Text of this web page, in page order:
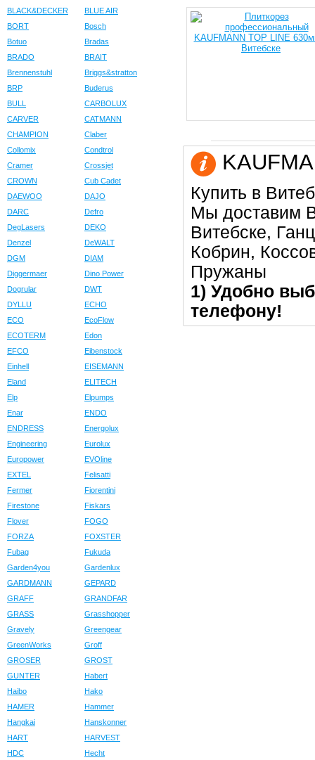
BLACK&DECKER
BLUE AIR
BORT
Bosch
Botuo
Bradas
BRADO
BRAIT
Brennenstuhl
Briggs&stratton
BRP
Buderus
BULL
CARBOLUX
CARVER
CATMANN
CHAMPION
Claber
Collomix
Condtrol
Cramer
Crossjet
CROWN
Cub Cadet
DAEWOO
DAJO
DARC
Defro
DegLasers
DEKO
Denzel
DeWALT
DGM
DIAM
Diggermaer
Dino Power
Dogrular
DWT
DYLLU
ECHO
ECO
EcoFlow
ECOTERM
Edon
EFCO
Eibenstock
Einhell
EISEMANN
Eland
ELITECH
Elp
Elpumps
Enar
ENDO
ENDRESS
Energolux
Engineering
Eurolux
Europower
EVOline
EXTEL
Felisatti
Fermer
Fiorentini
Firestone
Fiskars
Flover
FOGO
FORZA
FOXSTER
Fubag
Fukuda
Garden4you
Gardenlux
GARDMANN
GEPARD
GRAFF
GRANDFAR
GRASS
Grasshopper
Gravely
Greengear
GreenWorks
Groff
GROSER
GROST
GUNTER
Habert
Haibo
Hako
HAMER
Hammer
Hangkai
Hanskonner
HART
HARVEST
HDC
Hecht
Купить в
Мы доставим
Витебске,
Кобрин,
Пружаны
1) Удобно
телефону!